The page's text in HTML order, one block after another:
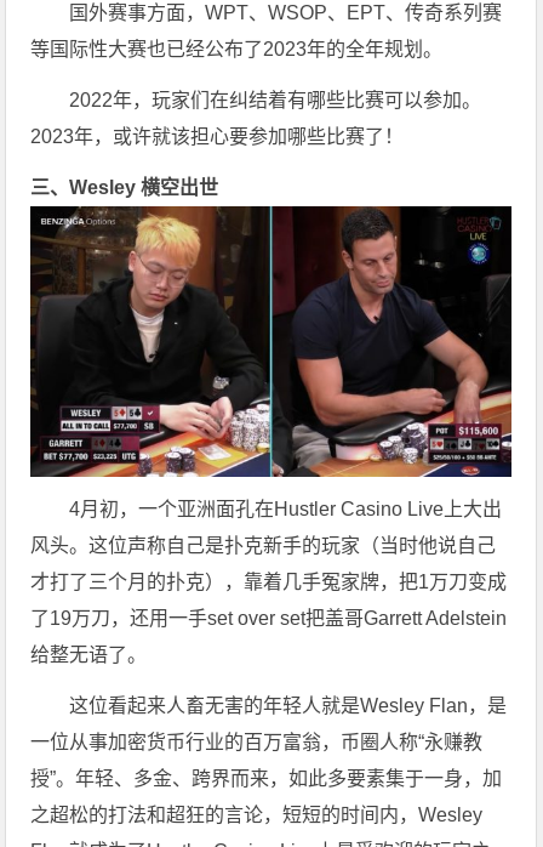
国外赛事方面，WPT、WSOP、EPT、传奇系列赛
等国际性大赛也已经公布了2023年的全年规划。
2022年，玩家们在纠结着有哪些比赛可以参加。
2023年，或许就该担心要参加哪些比赛了！
三、Wesley 横空出世
4月初，一个亚洲面孔在Hustler Casino Live上大出
风头。这位声称自己是扑克新手的玩家（当时他说自己
才打了三个月的扑克），靠着几手冤家牌，把1万刀变成
了19万刀，还用一手set over set把盖哥Garrett Adelstein
给整无语了。
这位看起来人畜无害的年轻人就是Wesley Flan，是
一位从事加密货币行业的百万富翁，币圈人称“永赚教
授”。年轻、多金、跨界而来，如此多要素集于一身，加
之超松的打法和超狂的言论，短短的时间内，Wesley